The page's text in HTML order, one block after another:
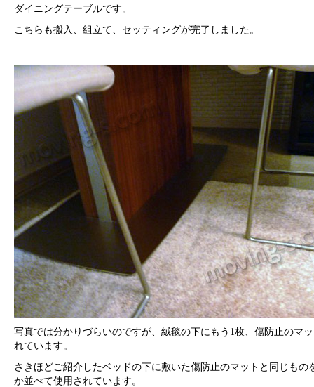
ダイニングテーブルです。
こちらも搬入、組立て、セッティングが完了しました。
写真では分かりづらいのですが、絨毯の下にもう1枚、傷防止のマ
れています。
さきほどご紹介したベッドの下に敷いた傷防止のマットと同じもの
か並べて使用されています。